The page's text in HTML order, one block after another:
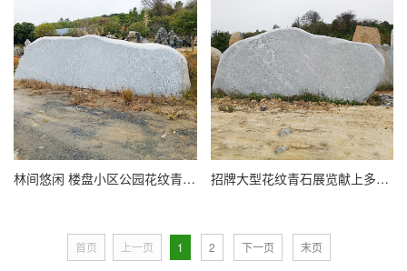
林间悠闲 楼盘小区公园花纹青石景观刻字石 自然美妙馈赠放松时光 招牌大型花纹青石展览献上多样刻字艺术 英鹏青花石文化石
首页 上一页 1 2 下一页 末页